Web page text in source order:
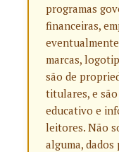
programas
financeiras,
marcas,
são de
titulares, e
educativo e
leitores. Não
alguma, dados